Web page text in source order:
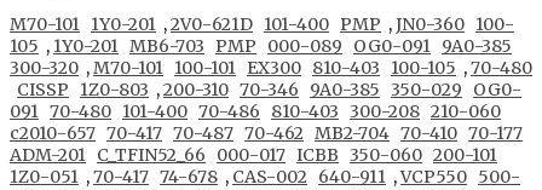
M70-101 1Y0-201 ,2V0-621D 101-400 PMP ,JN0-360 100-
105 , 1Y0-201 MB6-703 PMP 000-089 OG0-091 9A0-385
300-320 ,M70-101 100-101 EX300 810-403 100-105 ,70-480
CISSP
1Z0-803 ,200-310 70-346 9A0-385 350-029
OG0-
091 70-480 101-400 70-486 810-403 300-208 210-060
c2010-657 70-417 70-487 70-462 MB2-704 70-410 70-177
ADM-201 C_TFIN52_66 000-017 ICBB 350-060 200-101
1Z0-051 ,70-417 74-678 , CAS-002 640-911 ,VCP550 500-